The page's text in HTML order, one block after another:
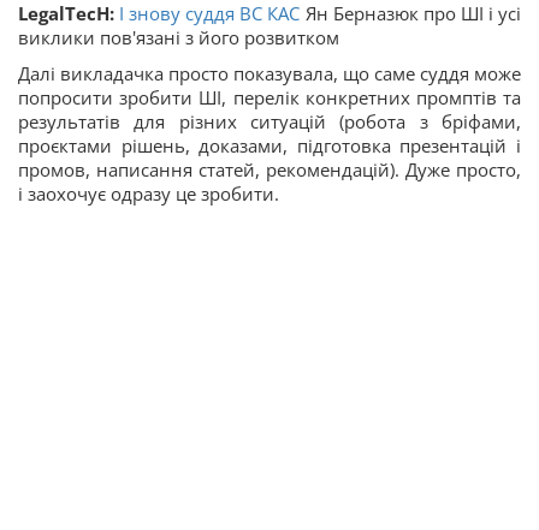
LegalTecH: І знову суддя ВС КАС Ян Берназюк про ШІ і усі
виклики пов'язані з його розвитком
Далі викладачка просто показувала, що саме суддя може
попросити зробити ШІ, перелік конкретних промптів та
результатів для різних ситуацій (робота з бріфами,
проєктами рішень, доказами, підготовка презентацій і
промов, написання статей, рекомендацій). Дуже просто,
і заохочує одразу це зробити.